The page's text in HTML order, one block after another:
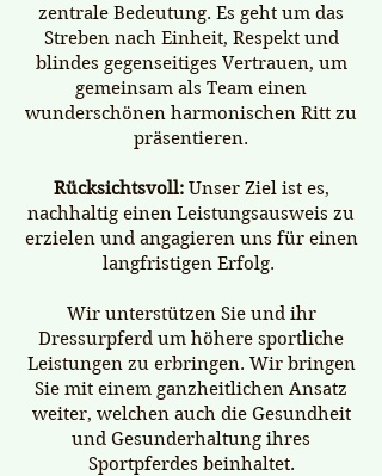
zentrale Bedeutung. Es geht um das
Streben nach Einheit, Respekt und
blindes gegenseitiges Vertrauen, um
gemeinsam als Team einen
wunderschönen harmonischen Ritt zu
präsentieren.
Rücksichtsvoll:Unser Ziel ist es,
nachhaltig einen Leistungsausweis zu
erzielen und angagieren uns für einen
langfristigen Erfolg.
​Wir unterstützen Sie und ihr
Dressurpferd um höhere sportliche
Leistungen zu erbringen. Wir bringen
Sie mit einem ganzheitlichen Ansatz
weiter, welchen auch die Gesundheit
und Gesunderhaltung ihres
Sportpferdes beinhaltet.